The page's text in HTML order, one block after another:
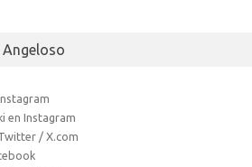
Angeloso
en Instagram
/ X.com